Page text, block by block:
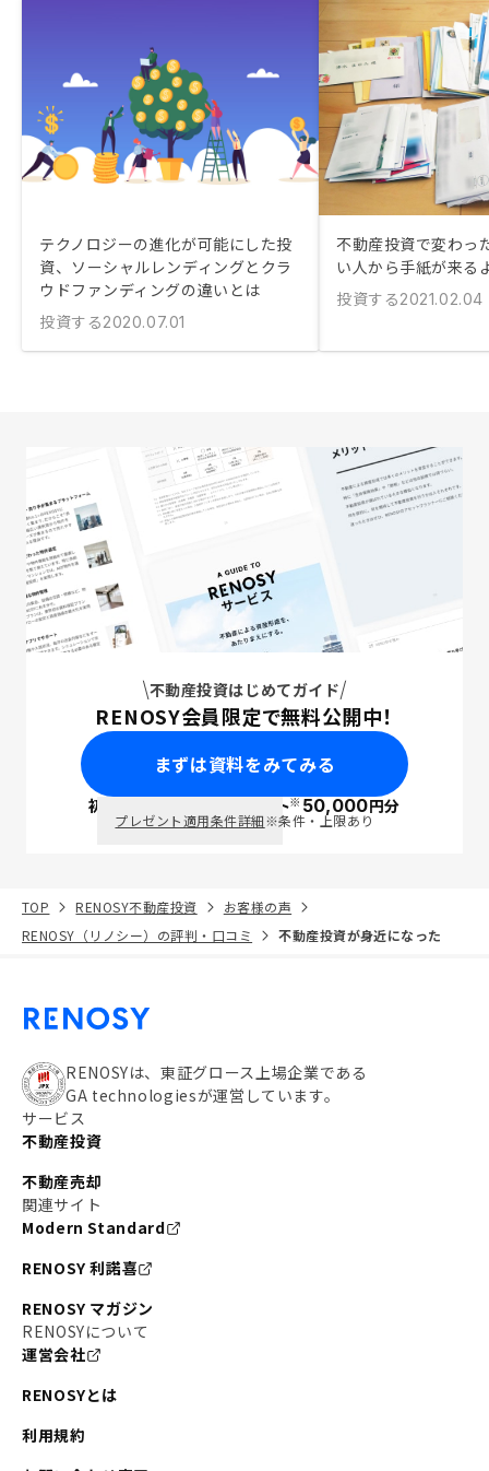
テクノロジーの進化が可能にした投
資、ソーシャルレンディングとクラ
ウドファンディングの違いとは
投資する2020.07.01
不動産投資で変わっ
い人から手紙が来る
投資する2021.02.04
不動産投資はじめてガイド
RENOSY会員限定で無料公開中！
まずは資料をみてみる
初回面談で ポイント※50,000円分
プレゼント適用条件詳細※条件・上限あり
TOP RENOSY不動産投資
お客様の声
RENOSY（リノシー）の評判・口コミ
不動産投資が身近になった
RENOSYは、東証グロース上場企業である
GA technologiesが運営しています。
サービス
不動産投資
不動産売却
関連サイト
Modern Standard
RENOSY 利諾喜
RENOSY マガジン
RENOSYについて
運営会社
RENOSYとは
利用規約